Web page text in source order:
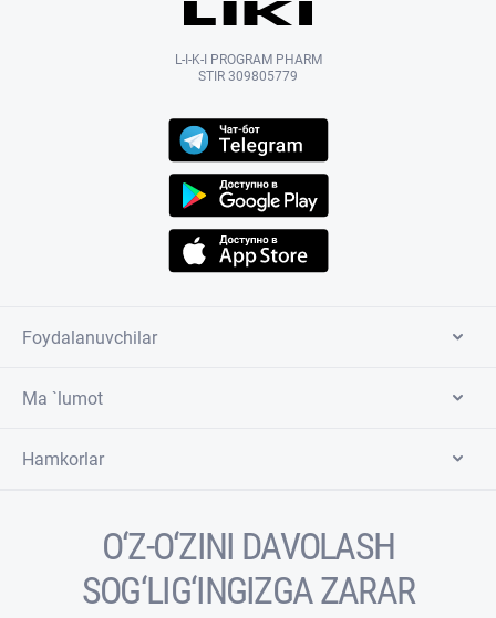
L-I-K-I PROGRAM PHARM
STIR 309805779
Foydalanuvchilar
Ma `lumot
Hamkorlar
O‘Z-O‘ZINI DAVOLASH
SOG‘LIG‘INGIZGA ZARAR